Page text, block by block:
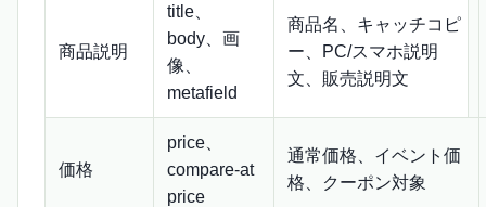
商品説明
title、
body、画
像、
metafield
商品名、キャッチコピ
ー、PC/スマホ説明
文、販売説明文
価格
price、
compare-at
price
通常価格、イベント価
格、クーポン対象